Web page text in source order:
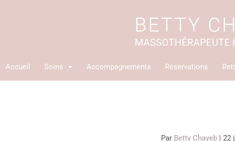
Accueil Soins Accompagnements Réservations
Par Betty Chayeb | 22